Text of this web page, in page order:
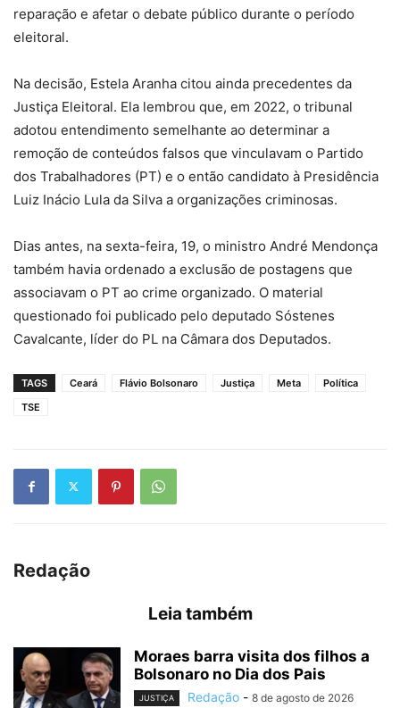
reparação e afetar o debate público durante o período
eleitoral.
Na decisão, Estela Aranha citou ainda precedentes da
Justiça Eleitoral. Ela lembrou que, em 2022, o tribunal
adotou entendimento semelhante ao determinar a
remoção de conteúdos falsos que vinculavam o Partido
dos Trabalhadores (PT) e o então candidato à Presidência
Luiz Inácio Lula da Silva a organizações criminosas.
Dias antes, na sexta-feira, 19, o ministro André Mendonça
também havia ordenado a exclusão de postagens que
associavam o PT ao crime organizado. O material
questionado foi publicado pelo deputado Sóstenes
Cavalcante, líder do PL na Câmara dos Deputados.
TAGS Ceará Flávio Bolsonaro Justiça Meta
Política
TSE
Redação
Leia também
Moraes barra visita dos filhos a
Bolsonaro no Dia dos Pais
JUSTIÇA Redação - 8 de agosto de 2026